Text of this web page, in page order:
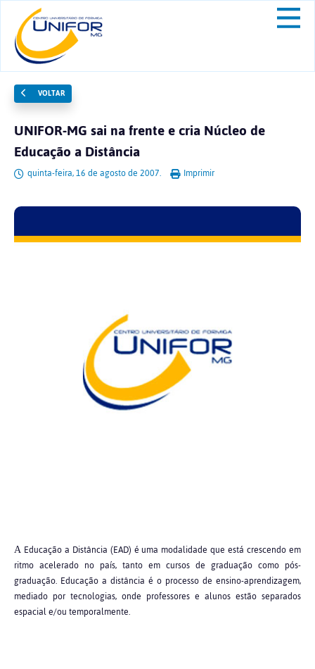
VOLTAR
UNIFOR-MG sai na frente e cria Núcleo de
Educação a Distância
quinta-feira, 16 de agosto de 2007. Imprimir
A Educação a Distância (EAD) é uma modalidade que está crescendo em
ritmo acelerado no país, tanto em cursos de graduação como pós-
graduação. Educação a distância é o processo de ensino-aprendizagem,
mediado por tecnologias, onde professores e alunos estão separados
espacial e/ou temporalmente.